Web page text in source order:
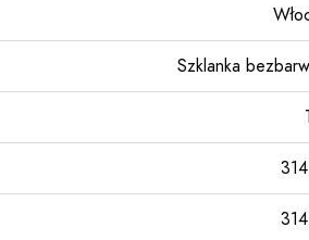
Szklanka
314
314